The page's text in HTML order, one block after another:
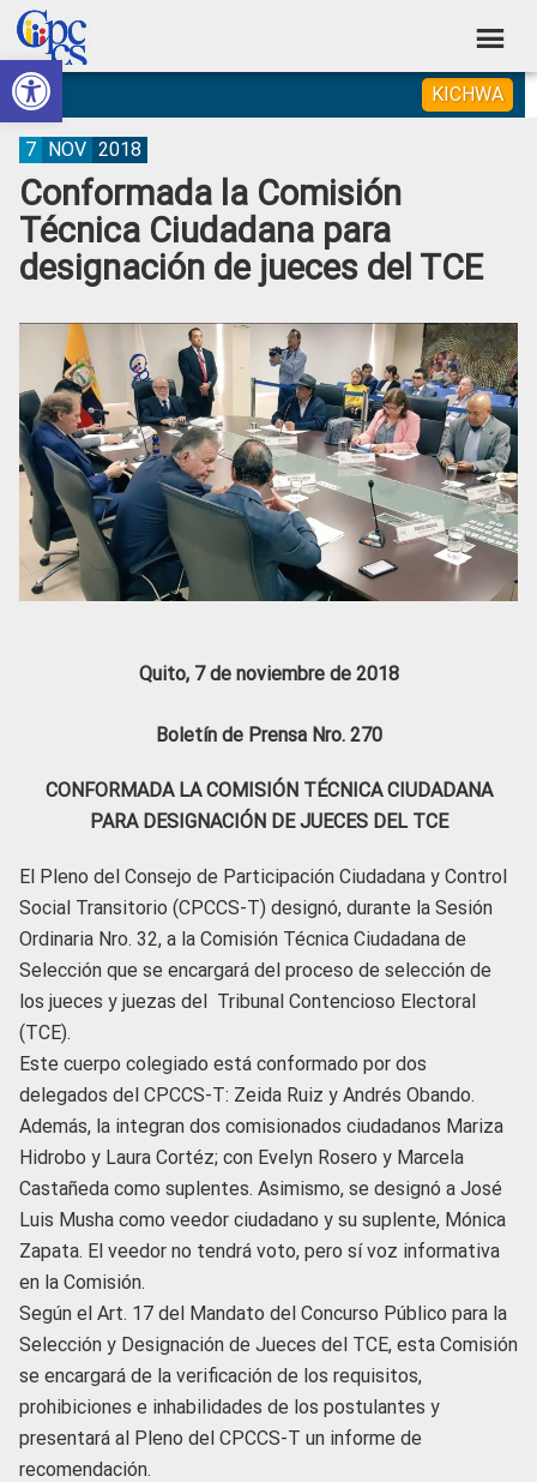
Abrir barra de herramientas
Skip
to
primary
navigation
Skip
to
main
content
Skip
to
primary
sidebar
Skip
to
footer
Consejo
de
Participación
Ciudadana
Control
Social
Construyendo
Poder
Ciudadano
KICHWA
Conformada la Comisión
Técnica Ciudadana para
designación de jueces del TCE
7 NOV 2018
Quito, 7 de noviembre de 2018
Boletín de Prensa Nro. 270
CONFORMADA LA COMISIÓN TÉCNICA CIUDADANA
PARA DESIGNACIÓN DE JUECES DEL TCE
El Pleno del Consejo de Participación Ciudadana y Control
Social Transitorio (CPCCS-T) designó, durante la Sesión
Ordinaria Nro. 32, a la Comisión Técnica Ciudadana de
Selección que se encargará del proceso de selección de
los jueces y juezas del Tribunal Contencioso Electoral
(TCE).
Este cuerpo colegiado está conformado por dos
delegados del CPCCS-T: Zeida Ruiz y Andrés Obando.
Además, la integran dos comisionados ciudadanos Mariza
Hidrobo y Laura Cortéz; con Evelyn Rosero y Marcela
Castañeda como suplentes. Asimismo, se designó a José
Luis Musha como veedor ciudadano y su suplente, Mónica
Zapata. El veedor no tendrá voto, pero sí voz informativa
en la Comisión.
Según el Art. 17 del Mandato del Concurso Público para la
Selección y Designación de Jueces del TCE, esta Comisión
se encargará de la verificación de los requisitos,
prohibiciones e inhabilidades de los postulantes y
presentará al Pleno del CPCCS-T un informe de
recomendación.